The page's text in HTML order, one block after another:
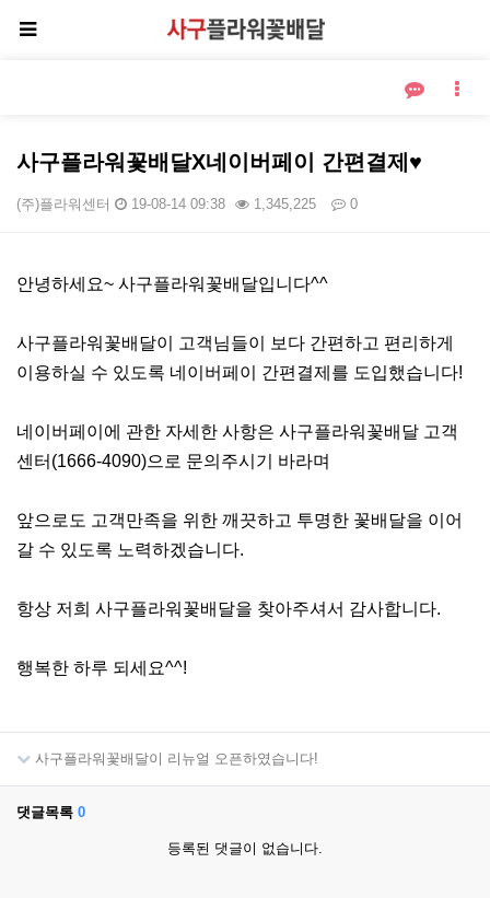
사구플라워꽃배달X네이버페이 간편결제♥
(주)플라워센터 19-08-14 09:38 1,345,225 0
안녕하세요~ 사구플라워꽃배달입니다^^
사구플라워꽃배달이 고객님들이 보다 간편하고 편리하게
이용하실 수 있도록 네이버페이 간편결제를 도입했습니다!
네이버페이에 관한 자세한 사항은 사구플라워꽃배달 고객
센터(1666-4090)으로 문의주시기 바라며
앞으로도 고객만족을 위한 깨끗하고 투명한 꽃배달을 이어
갈 수 있도록 노력하겠습니다.
항상 저희 사구플라워꽃배달을 찾아주셔서 감사합니다.
행복한 하루 되세요^^!
사구플라워꽃배달이 리뉴얼 오픈하였습니다!
댓글목록 0
등록된 댓글이 없습니다.